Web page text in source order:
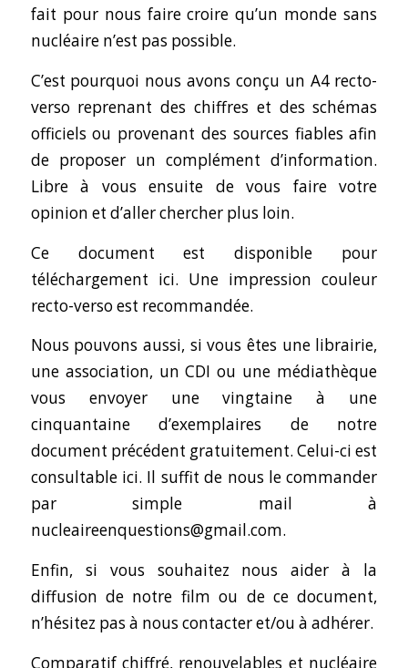
fait pour nous faire croire qu’un monde sans
nucléaire n’est pas possible.
C’est pourquoi nous avons conçu un A4 recto-
verso reprenant des chiffres et des schémas
officiels ou provenant des sources fiables afin
de proposer un complément d’information.
Libre à vous ensuite de vous faire votre
opinion et d’aller chercher plus loin.
Ce document est disponible pour
téléchargement ici. Une impression couleur
recto-verso est recommandée.
Nous pouvons aussi, si vous êtes une librairie,
une association, un CDI ou une médiathèque
vous envoyer une vingtaine à une
cinquantaine d’exemplaires de notre
document précédent gratuitement.Celui-ci est
consultable ici. Il suffit de nous le commander
par simple mail à
nucleaireenquestions@gmail.com.
Enfin, si vous souhaitez nous aider à la
diffusion de notre film ou de ce document,
n’hésitez pas à nous contacter et/ou à adhérer.
Comparatif chiffré, renouvelables et nucléaire